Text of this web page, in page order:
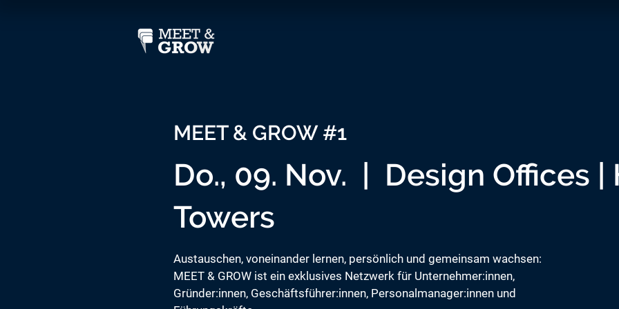
MEET & GROW #1
Do., 09. Nov.
Design Offices
Towers
Austauschen, voneinander lernen, persönlich und gemeinsam wachsen:
MEET & GROW ist ein exklusives Netzwerk für Unternehmer:innen,
Gründer:innen, Geschäftsführer:innen, Personalmanager:innen und